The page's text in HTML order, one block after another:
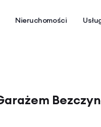
Nieruchomości